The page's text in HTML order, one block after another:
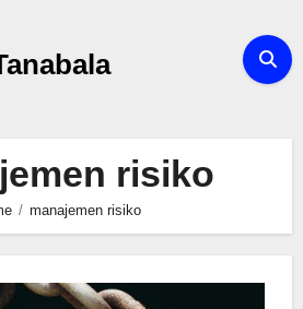
risiko
manajemen risiko